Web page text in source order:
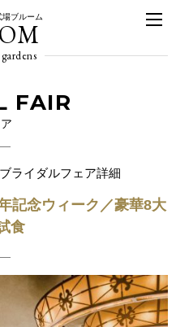
場ブルーム
FAIR
ライダルフェア詳細
記念ウィーク／豪華8大
食